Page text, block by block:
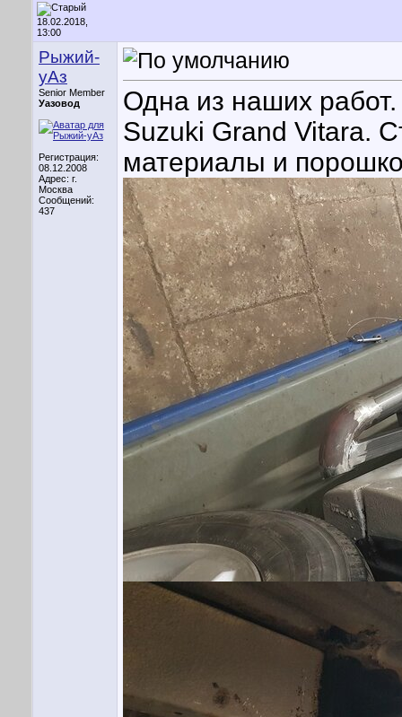
18.02.2018,
13:00
Рыжий-
уАз
Senior Member
Уазовод
Регистрация:
08.12.2008
Адрес: г.
Москва
Сообщений:
437
Одна из наших
Suzuki Grand Vitara.
материалы и